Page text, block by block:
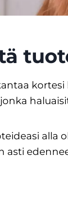
alla
asti